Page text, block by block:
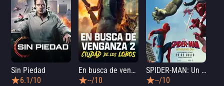
Sin Piedad
6.1/10
En busca de venganza 2: Ciudad de los lobos
--/10
SPIDER-MAN: Un nuevo día
--/10